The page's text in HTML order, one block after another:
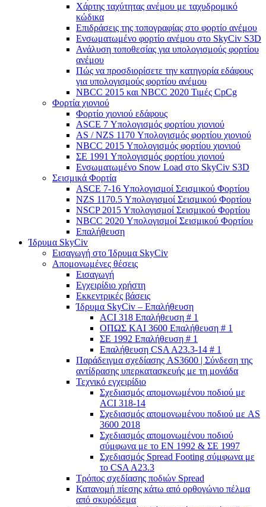
Χάρτης ταχύτητας ανέμου με ταχυδρομικό
κώδικα
Επιδράσεις της τοπογραφίας στο φορτίο ανέμου
Ενσωματωμένο φορτίο ανέμου στο SkyCiv S3D
Ανάλυση τοποθεσίας για υπολογισμούς φορτίου
ανέμου
Πώς να προσδιορίσετε την κατηγορία εδάφους
για υπολογισμούς φορτίου ανέμου
NBCC 2015 και NBCC 2020 Τιμές CpCg
Φορτία χιονιού
Φορτίο χιονιού εδάφους
ASCE 7 Υπολογισμός φορτίου χιονιού
AS / NZS 1170 Υπολογισμός φορτίου χιονιού
NBCC 2015 Υπολογισμός φορτίου χιονιού
ΣΕ 1991 Υπολογισμός φορτίου χιονιού
Ενσωματωμένο Snow Load στο SkyCiv S3D
Σεισμικά Φορτία
ASCE 7-16 Υπολογισμοί Σεισμικού Φορτίου
NZS 1170.5 Υπολογισμοί Σεισμικού Φορτίου
NSCP 2015 Υπολογισμοί Σεισμικού Φορτίου
NBCC 2020 Υπολογισμοί Σεισμικού Φορτίου
Επαλήθευση
Ίδρυμα SkyCiv
Εισαγωγή στο Ίδρυμα SkyCiv
Απομονωμένες θέσεις
Εισαγωγή
Εγχειρίδιο χρήστη
Εκκεντρικές βάσεις
Ίδρυμα SkyCiv – Επαλήθευση
ACI 318 Επαλήθευση # 1
ΟΠΩΣ ΚΑΙ 3600 Επαλήθευση # 1
ΣΕ 1992 Επαλήθευση # 1
Επαλήθευση CSA A23.3-14 # 1
Παράδειγμα σχεδίασης AS3600 | Σύνδεση της
αντίδρασης υπερκατασκευής με τη μονάδα
Τεχνικό εγχειρίδιο
Σχεδιασμός απομονωμένου ποδιού με
ACI 318-14
Σχεδιασμός απομονωμένου ποδιού με AS
3600 2018
Σχεδιασμός απομονωμένου ποδιού
σύμφωνα με το ΕΝ 1992 & ΣΕ 1997
Σχεδιασμός Spread Footing σύμφωνα με
το CSA A23.3
Τρόπος σχεδίασης ποδιών Spread
Κατανομή πίεσης κάτω από ορθογώνιο πέλμα
από σκυρόδεμα